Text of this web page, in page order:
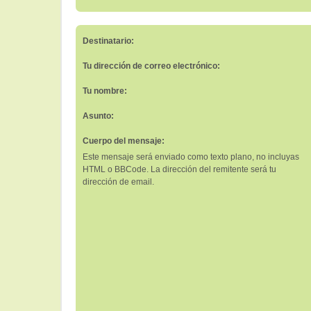
Destinatario:
Tu dirección de correo electrónico:
Tu nombre:
Asunto:
Cuerpo del mensaje:
Este mensaje será enviado como texto plano, no incluyas
HTML o BBCode. La dirección del remitente será tu
dirección de email.